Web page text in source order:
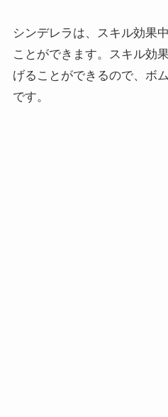
シンデレラは、スキル効果
ことができます。スキル効
げることができるので、ボ
です。